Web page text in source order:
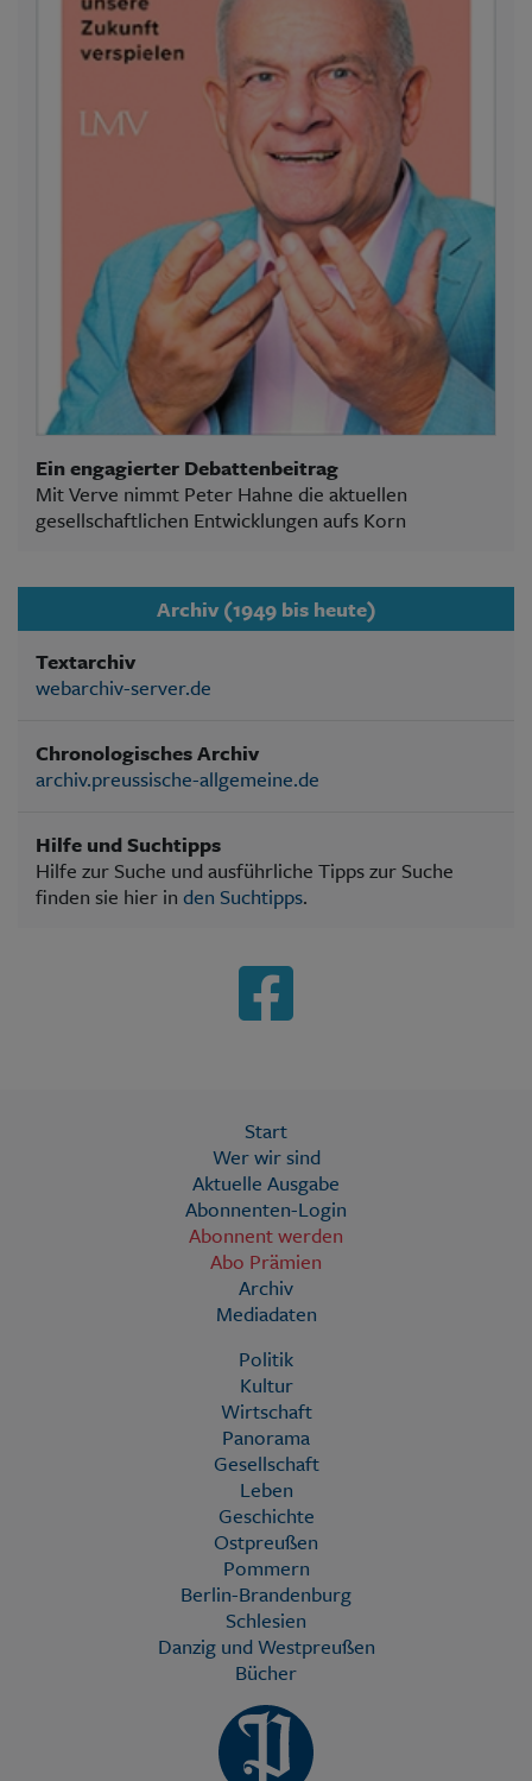
Ein engagierter Debattenbeitrag
Mit Verve nimmt Peter Hahne die aktuellen
gesellschaftlichen Entwicklungen aufs Korn
Archiv (1949 bis heute)
Textarchiv
webarchiv-server.de
Chronologisches Archiv
archiv.preussische-allgemeine.de
Hilfe und Suchtipps
Hilfe zur Suche und ausführliche Tipps zur Suche
finden sie hier in den Suchtipps.
Start
Wer wir sind
Aktuelle Ausgabe
Abonnenten-Login
Abonnent werden
Abo Prämien
Archiv
Mediadaten
Politik
Kultur
Wirtschaft
Panorama
Gesellschaft
Leben
Geschichte
Ostpreußen
Pommern
Berlin-Brandenburg
Schlesien
Danzig und Westpreußen
Bücher